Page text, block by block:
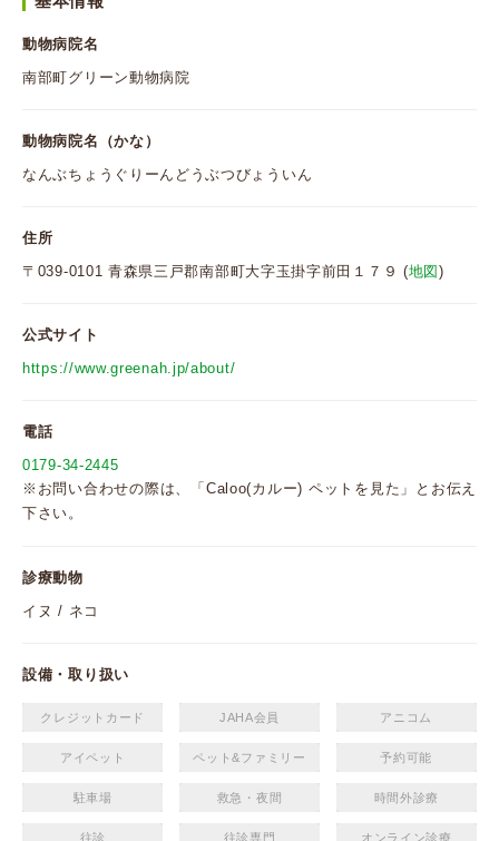
動物病院名
南部町グリーン動物病院
動物病院名（かな）
なんぶちょうぐりーんどうぶつびょういん
住所
〒039-0101 青森県三戸郡南部町大字玉掛字前田１７９ (地図)
公式サイト
https://www.greenah.jp/about/
電話
0179-34-2445
※お問い合わせの際は、「Caloo(カルー) ペットを見た」とお伝え
下さい。
診療動物
イヌ / ネコ
設備・取り扱い
クレジットカード JAHA会員 アニコム
アイペット ペット&ファミリー 予約可能
駐車場 救急・夜間 時間外診療
往診 往診専門 オンライン診療